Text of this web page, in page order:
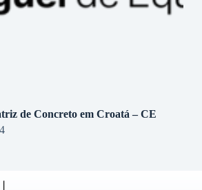
de Concreto em Croatá – CE